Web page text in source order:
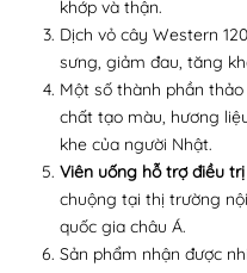
khớp và thận.
Dịch vỏ cây Western
sưng, giảm đau, tăng
Một số thành phần
chất tạo màu, hương
khe của người Nhật.
Viên uống hỗ trợ điều
chuộng tại thị trường
quốc gia châu Á.
Sản phẩm nhận được